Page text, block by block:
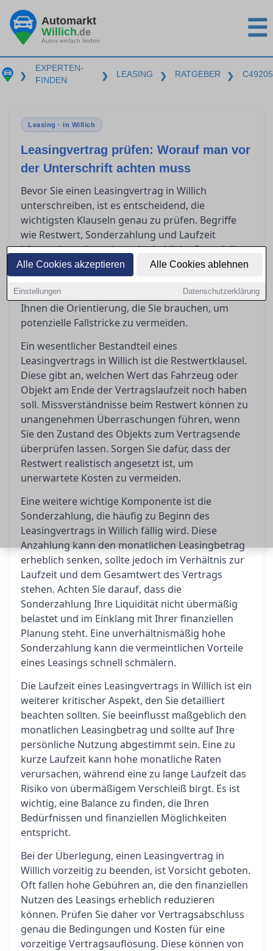
Alle Cookies akzeptieren Alle Cookies ablehnen
Einstellungen Datenschutzerklärung
Automarkt
Willich.de
Autos einfach finden ☰
❯
EXPERTEN-
FINDEN
❯ LEASING ❯ RATGEBER ❯ C49205
Leasing · in Willich
Leasingvertrag prüfen: Worauf man vor
der Unterschrift achten muss
Bevor Sie einen Leasingvertrag in Willich
unterschreiben, ist es entscheidend, die
wichtigsten Klauseln genau zu prüfen. Begriffe
wie Restwert, Sonderzahlung und Laufzeit
können komplex sein und erhebliche finanzielle
Auswirkungen haben. Zudem stellt sich oft die
Frage, was passiert, wenn Sie den Vertrag
vorzeitig beenden möchten. Dieser Artikel gibt
Ihnen die Orientierung, die Sie brauchen, um
potenzielle Fallstricke zu vermeiden.
Ein wesentlicher Bestandteil eines
Leasingvertrags in Willich ist die Restwertklausel.
Diese gibt an, welchen Wert das Fahrzeug oder
Objekt am Ende der Vertragslaufzeit noch haben
soll. Missverständnisse beim Restwert können zu
unangenehmen Überraschungen führen, wenn
Sie den Zustand des Objekts zum Vertragsende
überprüfen lassen. Sorgen Sie dafür, dass der
Restwert realistisch angesetzt ist, um
unerwartete Kosten zu vermeiden.
Eine weitere wichtige Komponente ist die
Sonderzahlung, die häufig zu Beginn des
Leasingvertrags in Willich fällig wird. Diese
Anzahlung kann den monatlichen Leasingbetrag
erheblich senken, sollte jedoch im Verhältnis zur
Laufzeit und dem Gesamtwert des Vertrags
stehen. Achten Sie darauf, dass die
Sonderzahlung Ihre Liquidität nicht übermäßig
belastet und im Einklang mit Ihrer finanziellen
Planung steht. Eine unverhältnismäßig hohe
Sonderzahlung kann die vermeintlichen Vorteile
eines Leasings schnell schmälern.
Die Laufzeit eines Leasingvertrags in Willich ist ein
weiterer kritischer Aspekt, den Sie detailliert
beachten sollten. Sie beeinflusst maßgeblich den
monatlichen Leasingbetrag und sollte auf Ihre
persönliche Nutzung abgestimmt sein. Eine zu
kurze Laufzeit kann hohe monatliche Raten
verursachen, während eine zu lange Laufzeit das
Risiko von übermäßigem Verschleiß birgt. Es ist
wichtig, eine Balance zu finden, die Ihren
Bedürfnissen und finanziellen Möglichkeiten
entspricht.
Bei der Überlegung, einen Leasingvertrag in
Willich vorzeitig zu beenden, ist Vorsicht geboten.
Oft fallen hohe Gebühren an, die den finanziellen
Nutzen des Leasings erheblich reduzieren
können. Prüfen Sie daher vor Vertragsabschluss
genau die Bedingungen und Kosten für eine
vorzeitige Vertragsauflösung. Diese können von